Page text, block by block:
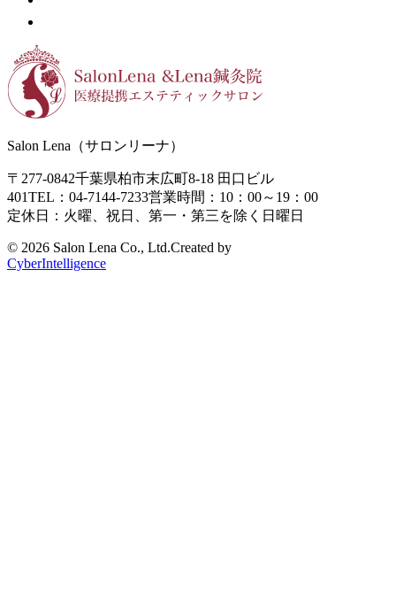
Salon Lena（サロンリーナ）
〒277-0842千葉県柏市末広町8-18 田口ビル
401TEL：04-7144-7233営業時間：10：00～19：00
定休日：火曜、祝日、第一・第三を除く日曜日
© 2026 Salon Lena Co., Ltd.Created by
CyberIntelligence